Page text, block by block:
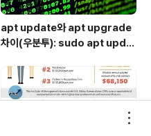
apt update와 apt upgrade
차이(우분투): sudo apt updat